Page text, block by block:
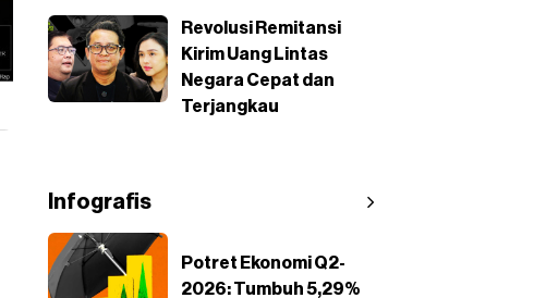
Revolusi Remitansi
Kirim Uang Lintas
Negara Cepat dan
Terjangkau
Infografis
Potret Ekonomi Q2-
2026: Tumbuh 5,29%